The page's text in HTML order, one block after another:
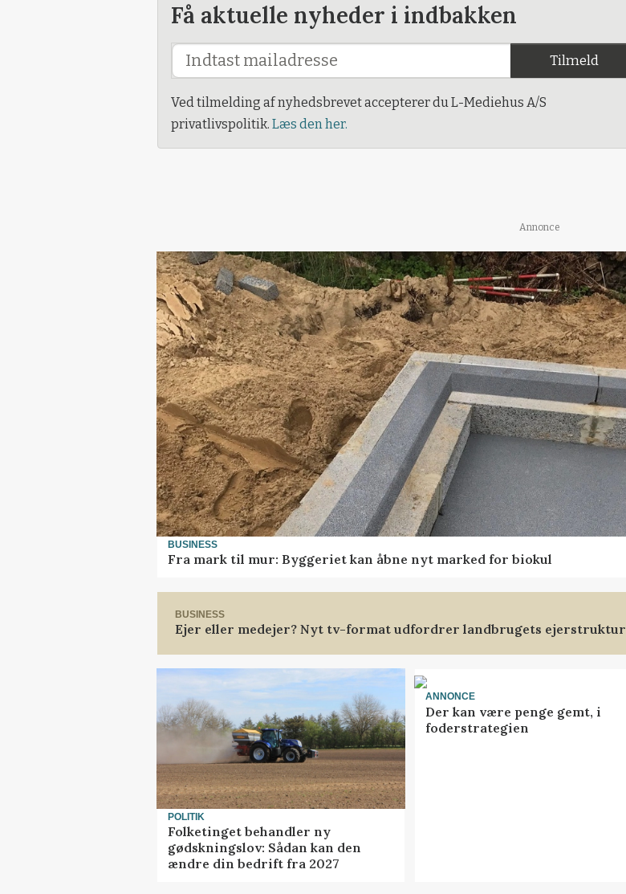
Få aktuelle nyheder i indbakken
Tilmeld
Ved tilmelding af nyhedsbrevet accepterer du L-Mediehus A/S
privatlivspolitik. Læs den her.
Annonce
BUSINESS
Fra mark til mur: Byggeriet kan åbne nyt marked for biokul
BUSINESS
Ejer eller medejer? Nyt tv-format udfordrer landbrugets ejerstruktur
POLITIK
Folketinget behandler ny
gødskningslov: Sådan kan den
ændre din bedrift fra 2027
ANNONCE
Der kan være penge gemt, i
foderstrategien